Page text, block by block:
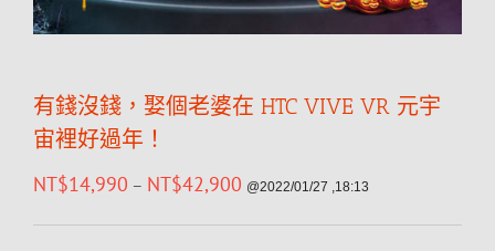
有錢沒錢，娶個老婆在 HTC VIVE VR 元宇
宙裡好過年！
NT$14,990 – NT$42,900 @2022/01/27 ,18:13